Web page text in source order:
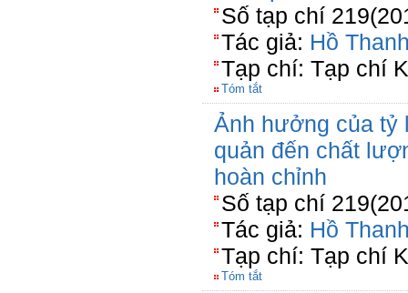
Số tạp chí
Tác giả: Hồ
Tạp chí: Tạp chí
Tóm tắt
Ảnh hưởng của tỷ
quản đến chất
hoàn chỉnh
Số tạp chí
Tác giả: Hồ
Tạp chí: Tạp chí
Tóm tắt